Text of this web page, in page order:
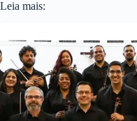
Leia mais: